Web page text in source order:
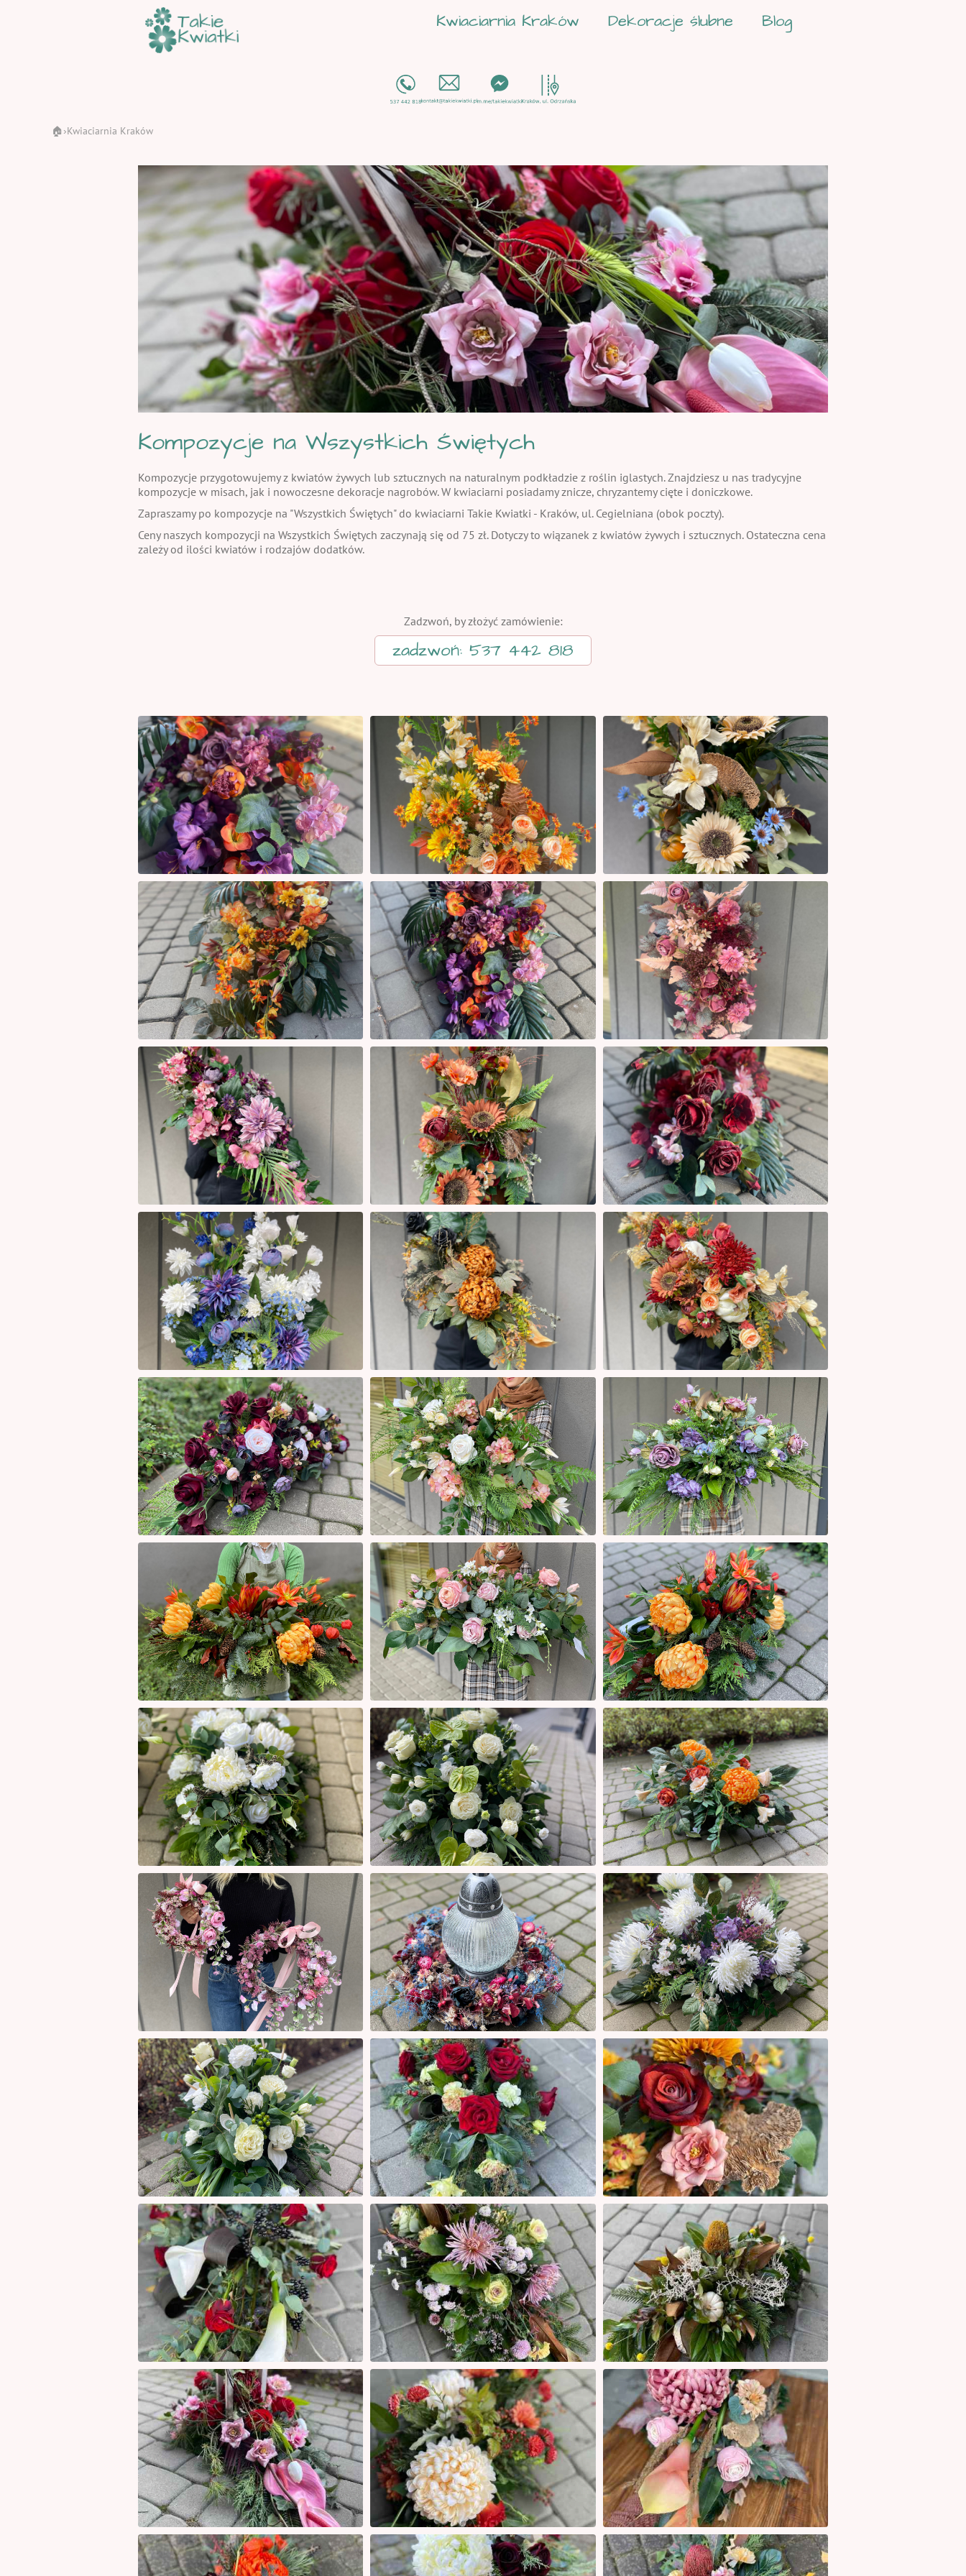
Kwiaciarnia Kraków Dekoracje ślubne Blog
🏠 ›Kwiaciarnia Kraków
Kompozycje na Wszystkich Świętych
Kompozycje przygotowujemy z kwiatów żywych lub sztucznych na naturalnym podkładzie z roślin iglastych. Znajdziesz u nas tradycyjne
kompozycje w misach, jak i nowoczesne dekoracje nagrobów. W kwiaciarni posiadamy znicze, chryzantemy cięte i doniczkowe.
Zapraszamy po kompozycje na "Wszystkich Świętych" do kwiaciarni Takie Kwiatki - Kraków, ul. Cegielniana (obok poczty).
Ceny naszych kompozycji na Wszystkich Świętych zaczynają się od 75 zł. Dotyczy to wiązanek z kwiatów żywych i sztucznych. Ostateczna cena
zależy od ilości kwiatów i rodzajów dodatków.
Zadzwoń, by złożyć zamówienie:
zadzwoń: 537 442 818